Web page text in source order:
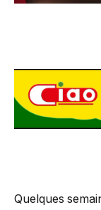
Quelques